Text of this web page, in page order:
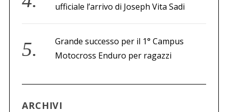
ufficiale l’arrivo di Joseph Vita Sadi
Grande successo per il 1° Campus
Motocross Enduro per ragazzi
ARCHIVI